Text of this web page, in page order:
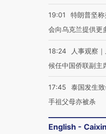
19:01
特朗普坚
会向乌克兰提供更
18:24
人事观察
候任中国侨联副主
17:45
泰国发生
手祖父母亦被杀
English -